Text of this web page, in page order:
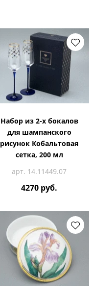
Набор из 2-х бокалов
для шампанского
рисунок Кобальтовая
сетка, 200 мл
арт. 14.11449.07
4270 руб.